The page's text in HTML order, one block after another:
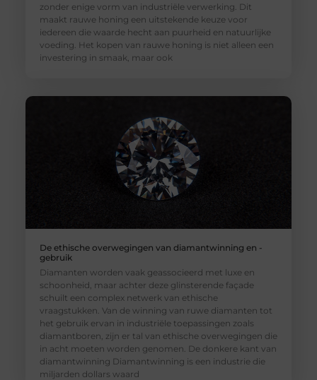
zonder enige vorm van industriële verwerking. Dit
maakt rauwe honing een uitstekende keuze voor
iedereen die waarde hecht aan puurheid en natuurlijke
voeding. Het kopen van rauwe honing is niet alleen een
investering in smaak, maar ook
De ethische overwegingen van diamantwinning en -
gebruik
Diamanten worden vaak geassocieerd met luxe en
schoonheid, maar achter deze glinsterende façade
schuilt een complex netwerk van ethische
vraagstukken. Van de winning van ruwe diamanten tot
het gebruik ervan in industriële toepassingen zoals
diamantboren, zijn er tal van ethische overwegingen die
in acht moeten worden genomen. De donkere kant van
diamantwinning Diamantwinning is een industrie die
miljarden dollars waard